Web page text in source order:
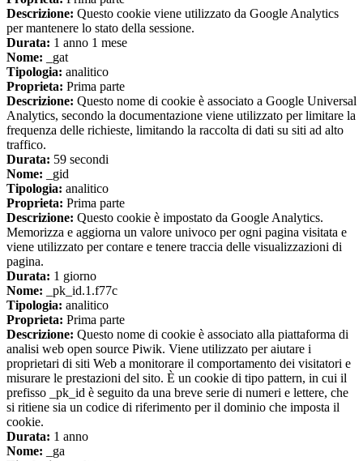
Descrizione: Questo cookie viene utilizzato da Google Analytics
per mantenere lo stato della sessione.
Durata: 1 anno 1 mese
Nome: _gat
Tipologia: analitico
Proprieta: Prima parte
Descrizione: Questo nome di cookie è associato a Google Universal
Analytics, secondo la documentazione viene utilizzato per limitare la
frequenza delle richieste, limitando la raccolta di dati su siti ad alto
traffico.
Durata: 59 secondi
Nome: _gid
Tipologia: analitico
Proprieta: Prima parte
Descrizione: Questo cookie è impostato da Google Analytics.
Memorizza e aggiorna un valore univoco per ogni pagina visitata e
viene utilizzato per contare e tenere traccia delle visualizzazioni di
pagina.
Durata: 1 giorno
Nome: _pk_id.1.f77c
Tipologia: analitico
Proprieta: Prima parte
Descrizione: Questo nome di cookie è associato alla piattaforma di
analisi web open source Piwik. Viene utilizzato per aiutare i
proprietari di siti Web a monitorare il comportamento dei visitatori e
misurare le prestazioni del sito. È un cookie di tipo pattern, in cui il
prefisso _pk_id è seguito da una breve serie di numeri e lettere, che
si ritiene sia un codice di riferimento per il dominio che imposta il
cookie.
Durata: 1 anno
Nome: _ga